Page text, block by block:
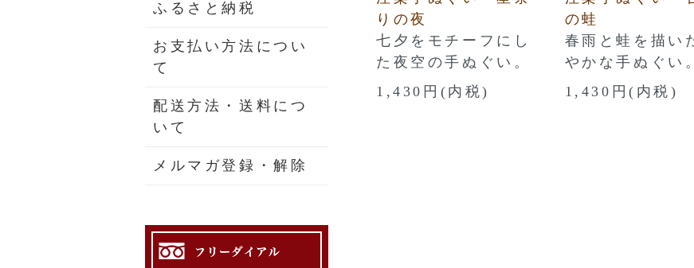
りの夜
七夕をモチーフにし
た夜空の手ぬぐい。
1,430円(内税)
の蛙
春雨と蛙を描い
やかな手ぬぐい。
1,430円(内税)
ふるさと納税
お支払い方法につい
て
配送方法・送料につ
いて
メルマガ登録・解除